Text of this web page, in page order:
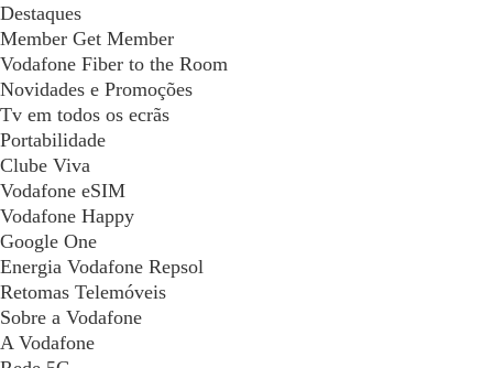
Destaques
Member Get Member
Vodafone Fiber to the Room
Novidades e Promoções
Tv em todos os ecrãs
Portabilidade
Clube Viva
Vodafone eSIM
Vodafone Happy
Google One
Energia Vodafone Repsol
Retomas Telemóveis
Sobre a Vodafone
A Vodafone